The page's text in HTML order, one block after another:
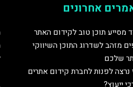
אחרונים
מסייע תוכן טוב לקידום האתר
מזהב לשדרוג התוכן השיווקי
שלכם
נרצה לפנות לחברת קידום אתרים
ייעוץ?